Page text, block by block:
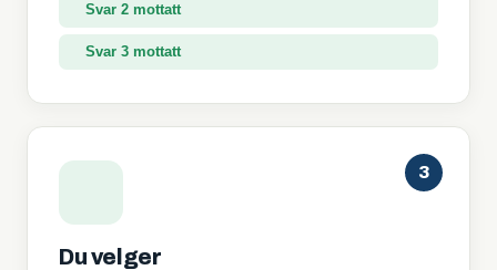
Svar 2 mottatt
Svar 3 mottatt
3
Du velger